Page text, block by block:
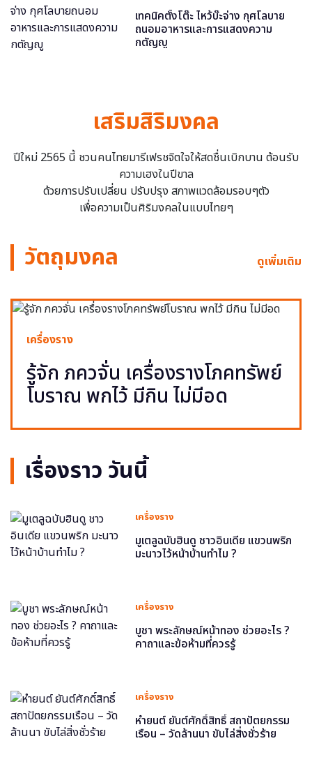
เทคนิคตั้งโต๊ะ ไหว้บ๊ะจ่าง กุศโลบาย
ถนอมอาหารและการแสดงความ
กตัญญู
เสริมสิริมงคล
ปีใหม่ 2565 นี้ ชวนคนไทยมารีเฟรชจิตใจให้สดชื่นเบิกบาน ต้อนรับ
ความเฮงในปีขาล
ด้วยการปรับเปลี่ยน ปรับปรุง สภาพแวดล้อมรอบๆตัว
เพื่อความเป็นศิริมงคลในแบบไทยๆ
วัตถุมงคล ดูเพิ่มเติม
เครื่องราง
รู้จัก ภควจั่น เครื่องรางโภคทรัพย์
โบราณ พกไว้ มีกิน ไม่มีอด
เรื่องราว วันนี้
เครื่องราง
มูเตลูฉบับฮินดู ชาวอินเดีย แขวนพริก
มะนาวไว้หน้าบ้านทำไม ?
เครื่องราง
บูชา พระลักษณ์หน้าทอง ช่วยอะไร ?
คาถาและข้อห้ามที่ควรรู้
เครื่องราง
หำยนต์ ยันต์ศักดิ์สิทธิ์ สถาปัตยกรรม
เรือน – วัดล้านนา ขับไล่สิ่งชั่วร้าย